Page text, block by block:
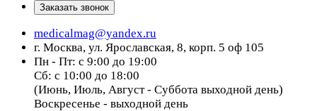
Заказать звонок
medicalmag@yandex.ru
г. Москва, ул. Ярославская, 8, корп. 5 оф 105
Пн - Пт: с 9:00 до 19:00
Сб: с 10:00 до 18:00
(Июнь, Июль, Август - Суббота выходной день)
Воскресенье - выходной день